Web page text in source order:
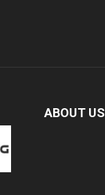
ABOUT US